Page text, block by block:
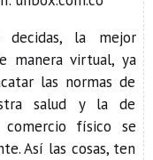
la mejor
manera virtual, ya
las normas de
salud y la de
físico se
Así las cosas, ten